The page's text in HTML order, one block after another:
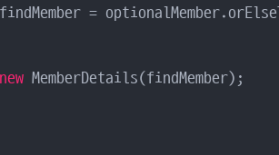
=
new MemberDetails(findMember);